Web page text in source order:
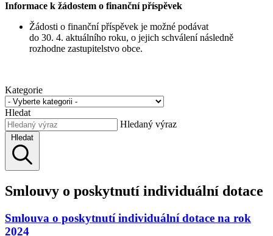
Informace k žádostem o finanční příspěvek
Žádosti o finanční příspěvek je možné podávat
do 30. 4. aktuálního roku, o jejich schválení následně
rozhodne zastupitelstvo obce.
Kategorie
Hledat
Hledaný výraz
Hledat
Smlouvy o poskytnutí individuální dotace
Smlouva o poskytnutí individuální dotace na rok
2024